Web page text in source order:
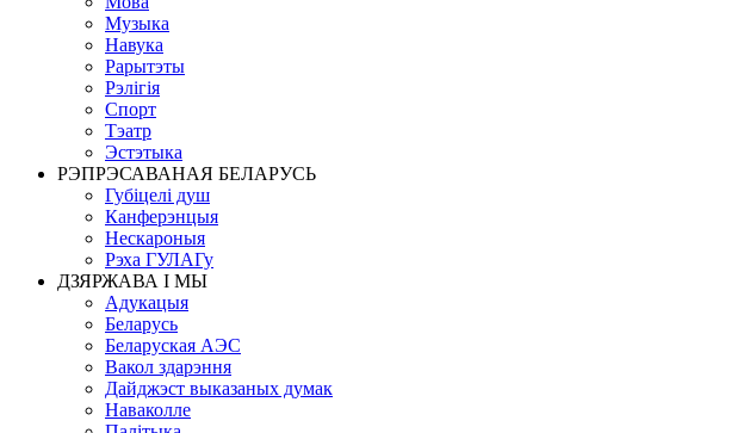
Музыка
Навука
Рарытэты
Рэлігія
Спорт
Тэатр
Эстэтыка
РЭПРЭСАВАНАЯ БЕЛАРУСЬ
Губіцелі душ
Канферэнцыя
Нескароныя
Рэха ГУЛАГу
ДЗЯРЖАВА І МЫ
Адукацыя
Беларусь
Беларуская АЭС
Вакол здарэння
Дайджэст выказаных думак
Наваколле